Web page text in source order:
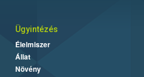
Ügyintézés
Élelmiszer
Állat
Növény